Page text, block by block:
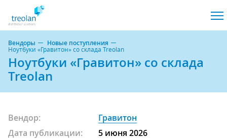
Вендоры Новые поступления
Ноутбуки «Гравитон» со склада Treolan
Ноутбуки «Гравитон» со склада
Treolan
Вендор:
Гравитон
Дата публикации:
5 июня 2026